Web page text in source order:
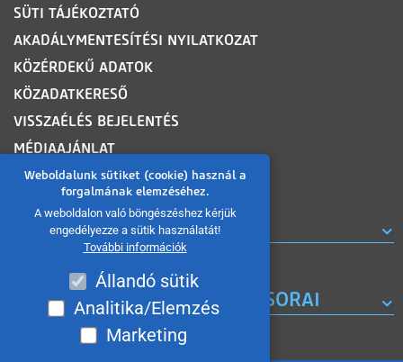
Weboldalunk sütiket (cookie) használ a
forgalmának elemzéséhez.
A weboldalon való böngészéshez kérjük
engedélyezze a sütik használatát!
További információk
Állandó sütik
Analitika/Elemzés
Marketing
SÜTI TÁJÉKOZTATÓ
AKADÁLYMENTESÍTÉSI NYILATKOZAT
KÖZÉRDEKŰ ADATOK
KÖZADATKERESŐ
VISSZAÉLÉS BEJELENTÉS
MÉDIAAJÁNLAT
OLDALTÉRKÉP
ROVATOK
A MISKOLC TV KORÁBBI MŰSORAI